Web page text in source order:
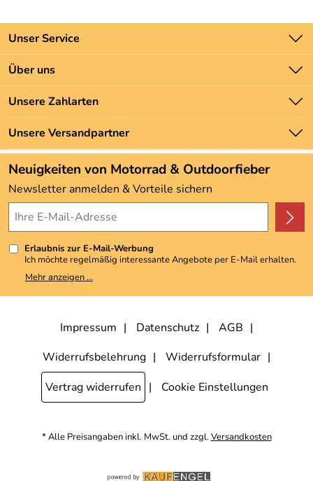
Unser Service
Kontakt
Batteriegesetz
Newsletter
Zahlung und Versand
Über uns
Unsere Bestseller
Marken
Neu
Angebote
Kundenbewertungen (3.493)
4,9/5*****
Unsere Zahlarten
Unsere Versandpartner
Neuigkeiten von Motorrad & Outdoorfieber
Newsletter anmelden & Vorteile sichern
Erlaubnis zur E-Mail-Werbung
Ich möchte regelmäßig interessante Angebote per E-Mail erhalten.
Meine E-Mail-Adresse wird nicht an andere Unternehmen
weitergegeben. Zu statistischen Zwecken wird in anonymer Form
kann ich jederzeit mit Wirkung für die Zukunft widerrufen, indem ich
den Link "Abmelden" am Ende des Newsletters anklicke. Die
Mehr anzeigen ...
Impressum Datenschutz
AGB
Widerrufsbelehrung
Widerrufsformular
Vertrag widerrufen
Cookie Einstellungen
* Alle Preisangaben inkl. MwSt. und zzgl.Versandkosten